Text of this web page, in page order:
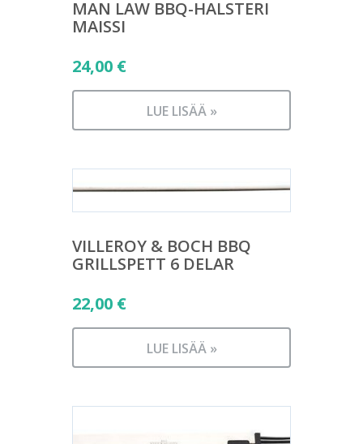
MAN LAW BBQ-HALSTERI
MAISSI
24,00 €
LUE LISÄÄ »
VILLEROY & BOCH BBQ
GRILLSPETT 6 DELAR
22,00 €
LUE LISÄÄ »